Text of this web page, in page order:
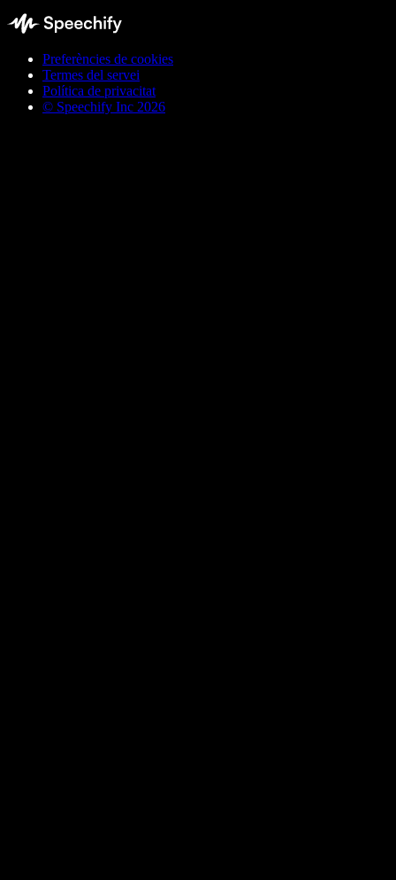
Preferències de cookies
Termes del servei
Política de privacitat
© Speechify Inc 2026